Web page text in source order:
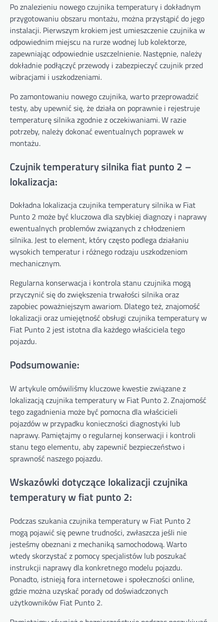
Po znalezieniu nowego czujnika temperatury i dokładnym
przygotowaniu obszaru montażu, można przystąpić do jego
instalacji. Pierwszym krokiem jest umieszczenie czujnika w
odpowiednim miejscu na rurze wodnej lub kolektorze,
zapewniając odpowiednie uszczelnienie. Następnie, należy
dokładnie podłączyć przewody i zabezpieczyć czujnik przed
wibracjami i uszkodzeniami.
Po zamontowaniu nowego czujnika, warto przeprowadzić
testy, aby upewnić się, że działa on poprawnie i rejestruje
temperaturę silnika zgodnie z oczekiwaniami. W razie
potrzeby, należy dokonać ewentualnych poprawek w
montażu.
Czujnik temperatury silnika fiat punto 2 –
lokalizacja:
Dokładna lokalizacja czujnika temperatury silnika w Fiat
Punto 2 może być kluczowa dla szybkiej diagnozy i naprawy
ewentualnych problemów związanych z chłodzeniem
silnika. Jest to element, który często podlega działaniu
wysokich temperatur i różnego rodzaju uszkodzeniom
mechanicznym.
Regularna konserwacja i kontrola stanu czujnika mogą
przyczynić się do zwiększenia trwałości silnika oraz
zapobiec poważniejszym awariom. Dlatego też, znajomość
lokalizacji oraz umiejętność obsługi czujnika temperatury w
Fiat Punto 2 jest istotna dla każdego właściciela tego
pojazdu.
Podsumowanie:
W artykule omówiliśmy kluczowe kwestie związane z
lokalizacją czujnika temperatury w Fiat Punto 2. Znajomość
tego zagadnienia może być pomocna dla właścicieli
pojazdów w przypadku konieczności diagnostyki lub
naprawy. Pamiętajmy o regularnej konserwacji i kontroli
stanu tego elementu, aby zapewnić bezpieczeństwo i
sprawność naszego pojazdu.
Wskazówki dotyczące lokalizacji czujnika
temperatury w fiat punto 2:
Podczas szukania czujnika temperatury w Fiat Punto 2
mogą pojawić się pewne trudności, zwłaszcza jeśli nie
jesteśmy obeznani z mechaniką samochodową. Warto
wtedy skorzystać z pomocy specjalistów lub poszukać
instrukcji naprawy dla konkretnego modelu pojazdu.
Ponadto, istnieją fora internetowe i społeczności online,
gdzie można uzyskać porady od doświadczonych
użytkowników Fiat Punto 2.